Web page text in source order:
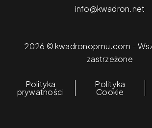
info@kwadron.net
2026 © kwadronopmu.com -
zastrzeżone
Polityka
prywatności
Polityka
Cookie